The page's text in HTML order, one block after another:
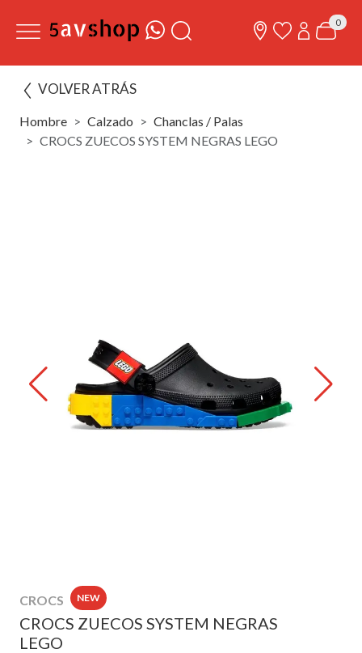
0
VOLVER ATRÁS
Hombre Calzado
Chanclas / Palas
CROCS ZUECOS SYSTEM NEGRAS LEGO
CROCS NEW
CROCS ZUECOS SYSTEM NEGRAS
LEGO